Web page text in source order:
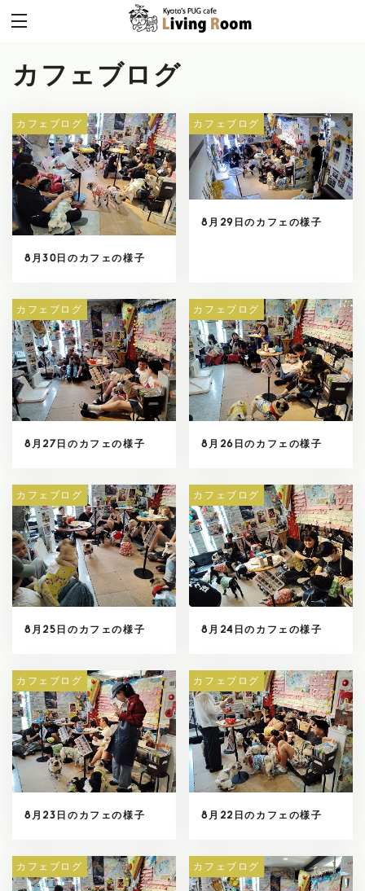
カフェブログ
カフェブログ
8月30日のカフェの様子
カフェブログ
8月29日のカフェの様子
カフェブログ
8月27日のカフェの様子
カフェブログ
8月26日のカフェの様子
カフェブログ
8月25日のカフェの様子
カフェブログ
8月24日のカフェの様子
カフェブログ
8月23日のカフェの様子
カフェブログ
8月22日のカフェの様子
カフェブログ カフェブログ